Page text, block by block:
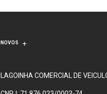
NOVOS
LAGOINHA COMERCIAL DE